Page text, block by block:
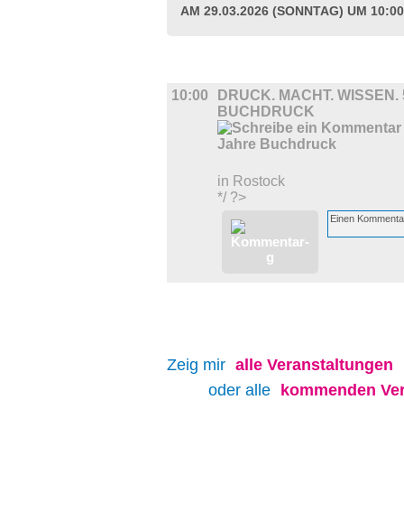
AM 29.03.2026 (SONNTAG) UM
10:00
DRUCK. MACHT.
BUCHDRUCK
in Rostock
*/ ?>
Zeig mir alle Veranstaltungen
oder alle
kommenden